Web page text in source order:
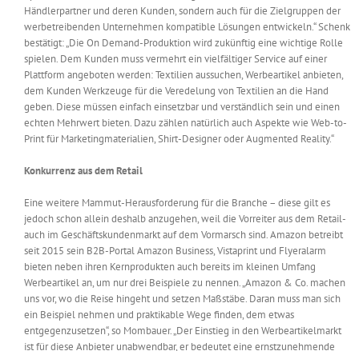
Händlerpartner und deren Kunden, sondern auch für die Zielgruppen der
werbetreibenden Unternehmen kompatible Lösungen entwickeln.“ Schenk
bestätigt: „Die On Demand-Produktion wird zukünftig eine wichtige Rolle
spielen. Dem Kunden muss vermehrt ein vielfältiger Service auf einer
Plattform angeboten werden: Textilien aussuchen, Werbeartikel anbieten,
dem Kunden Werkzeuge für die Veredelung von Textilien an die Hand
geben. Diese müssen einfach einsetzbar und verständlich sein und einen
echten Mehrwert bieten. Dazu zählen natürlich auch Aspekte wie Web-to-
Print für Marketingmaterialien, Shirt-Designer oder Augmented Reality.“
Konkurrenz aus dem Retail
Eine weitere Mammut-Herausforderung für die Branche – diese gilt es
jedoch schon allein deshalb anzugehen, weil die Vorreiter aus dem Retail-
auch im Geschäftskundenmarkt auf dem Vormarsch sind. Amazon betreibt
seit 2015 sein B2B-Portal Amazon Business, Vistaprint und Flyeralarm
bieten neben ihren Kernprodukten auch bereits im kleinen Umfang
Werbeartikel an, um nur drei Beispiele zu nennen. „Amazon & Co. machen
uns vor, wo die Reise hingeht und setzen Maßstäbe. Daran muss man sich
ein Beispiel nehmen und praktikable Wege finden, dem etwas
entgegenzusetzen“, so Mombauer. „Der Einstieg in den Werbeartikelmarkt
ist für diese Anbieter unabwendbar, er bedeutet eine ernstzunehmende